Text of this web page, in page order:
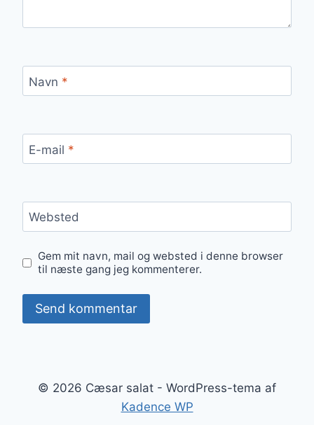
Navn *
E-mail *
Websted
Gem mit navn, mail og websted i denne browser
til næste gang jeg kommenterer.
© 2026 Cæsar salat - WordPress-tema af
Kadence WP